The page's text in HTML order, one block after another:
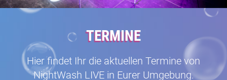
TERMINE
Hier findet Ihr die aktuellen Termine von
NightWash LIVE in Eurer Umgebung.